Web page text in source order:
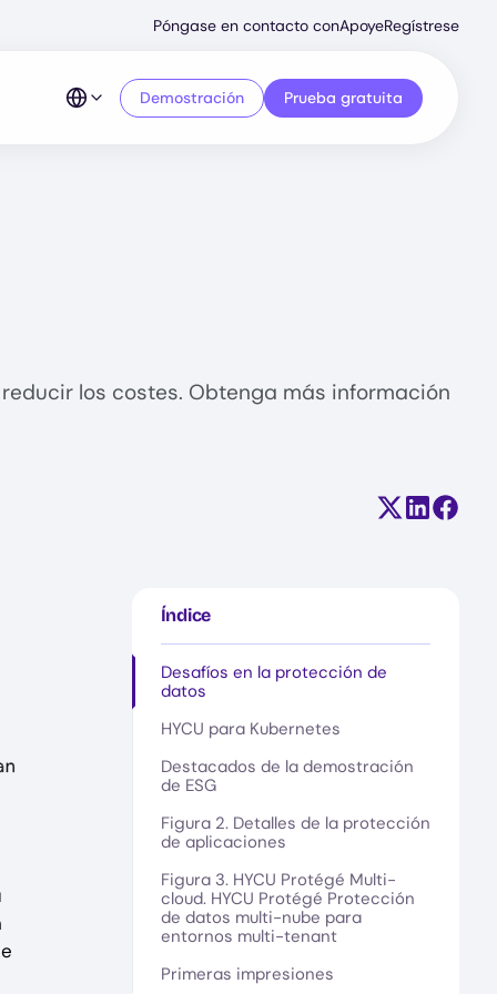
Secondary
Menu
Póngase en contacto conApoyeRegístrese
Demostración Prueba gratuita
los costes. Obtenga más información
Compartir
Índice
Desafíos en la protección de
datos
HYCU para Kubernetes
Destacados de la demostración
de ESG
Figura 2. Detalles de la protección
de aplicaciones
Figura 3. HYCU Protégé Multi-
cloud. HYCU Protégé Protección
de datos multi-nube para
entornos multi-tenant
Primeras impresiones